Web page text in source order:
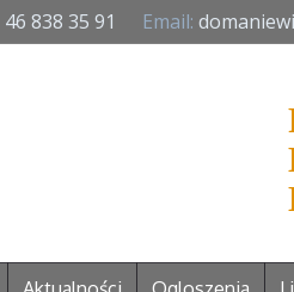
46 838 35 91 Email: